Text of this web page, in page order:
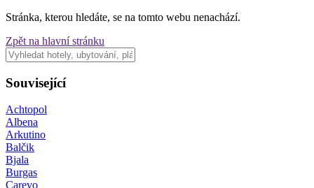
Stránka, kterou hledáte, se na tomto webu nenachází.
Zpět na hlavní stránku
Související
Achtopol
Albena
Arkutino
Balčik
Bjala
Burgas
Carevo